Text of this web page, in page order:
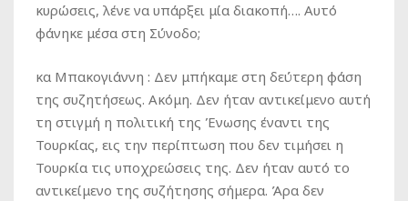
κυρώσεις, λένε να υπάρξει μία διακοπή…. Αυτό
φάνηκε μέσα στη Σύνοδο;
κα Μπακογιάννη : Δεν μπήκαμε στη δεύτερη φάση
της συζητήσεως. Ακόμη. Δεν ήταν αντικείμενο αυτή
τη στιγμή η πολιτική της Ένωσης έναντι της
Τουρκίας, εις την περίπτωση που δεν τιμήσει η
Τουρκία τις υποχρεώσεις της. Δεν ήταν αυτό το
αντικείμενο της συζήτησης σήμερα. Άρα δεν